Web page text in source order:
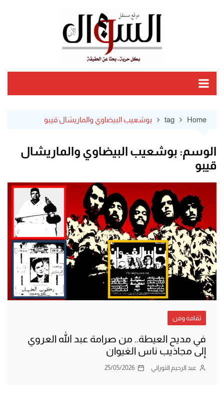
Home
tag بوشعيب البيضاوي والماريشال قيبو
الوسم: بوشعيب البيضاوي والماريشال
قيبو
ثقافة وفن
في مديح العيطة.. من صرامة عبد الله العروي
إلى مجاذيب ناس الغيوان
عبد الرحيم التوراني 25/05/2026